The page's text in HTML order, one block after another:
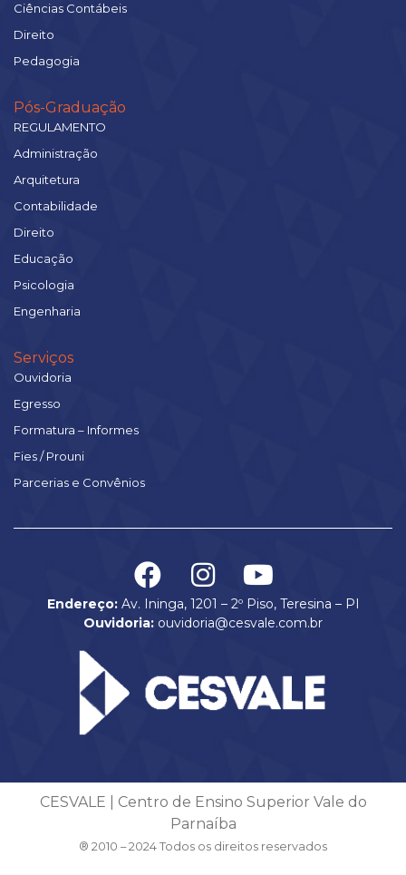
Ciências Contábeis
Direito
Pedagogia
Pós-Graduação
REGULAMENTO
Administração
Arquitetura
Contabilidade
Direito
Educação
Psicologia
Engenharia
Serviços
Ouvidoria
Egresso
Formatura – Informes
Fies / Prouni
Parcerias e Convênios
Endereço:Av. Ininga, 1201 – 2º Piso, Teresina – PI
Ouvidoria: ouvidoria@cesvale.com.br
CESVALE | Centro de Ensino Superior Vale do
Parnaíba
® 2010 – 2024 Todos os direitos reservados